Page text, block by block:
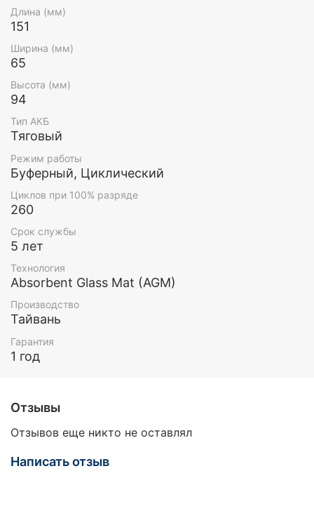
Длина (мм)
151
Ширина (мм)
65
Высота (мм)
94
Тип АКБ
Тяговый
Режим работы
Буферный, Циклический
Циклов при 100% разряде
260
Срок службы
5 лет
Технология
Absorbent Glass Mat (AGM)
Производство
Тайвань
Гарантия
1 год
Отзывы
Отзывов еще никто не оставлял
Написать отзыв